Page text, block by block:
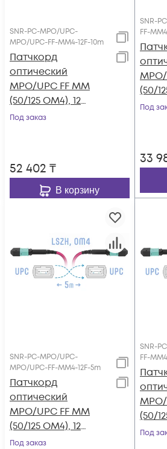
SNR-PC-MPO/UPC-
MPO/UPC-FF-MM4-12F-10m
Патчкорд
оптический
MPO/UPC FF MM
(50/125 OM4), 12
волокон, 10 метров
Под заказ
52 402 ₸
В корзину
SNR-
FF-
(50/
Под
33
SNR-PC-MPO/UPC-
MPO/UPC-FF-MM4-12F-5m
Патчкорд
оптический
MPO/UPC FF MM
(50/125 OM4), 12
волокон, 5 метров
Под заказ
SNR-
FF-
(50/
Под